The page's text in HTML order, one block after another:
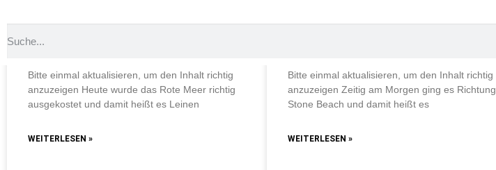
Heute wurde das Rote Meer
richtig ausgekostet
Bitte einmal aktualisieren, um den Inhalt richtig
anzuzeigen Heute wurde das Rote Meer richtig
ausgekostet und damit heißt es Leinen
WEITERLESEN »
Zeitig am Morgen ging es
Bitte einmal aktualisieren, um den Inhalt richtig
anzuzeigen Zeitig am Morgen ging es Richtung
Stone Beach und damit heißt es
WEITERLESEN »